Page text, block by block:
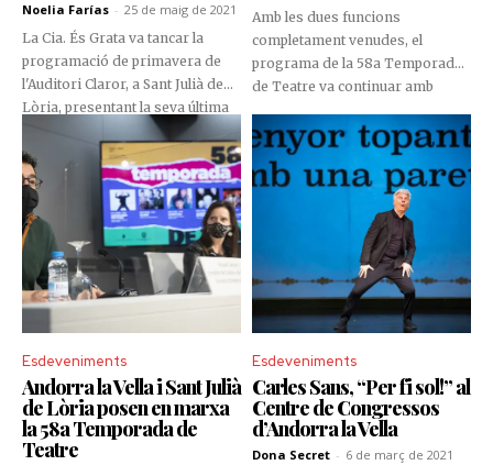
Noelia Farías - 25 de maig de 2021
La Cia. És Grata va tancar la
programació de primavera de
l'Auditori Claror, a Sant Julià de
Lòria, presentant la seva última
producció teatral ‘L’avantsala’,
amb sala completa.
Amb les dues funcions
completament venudes, el
programa de la 58a Temporada
de Teatre va continuar amb
teatral ‘Alguns neixen estrellats’,
del Joan Pera.
Esdeveniments
Andorra la Vella i Sant Julià
de Lòria posen en marxa
la 58a Temporada de
Teatre
Esdeveniments
Carles Sans, “Per fi sol!” al
Centre de Congressos
d’Andorra la Vella
Dona Secret - 6 de març de 2021